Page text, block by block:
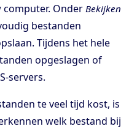
Onder Bekijken
bestanden
Tijdens het hele
opgeslagen of
servers.
te veel tijd kost, is
welk bestand bij